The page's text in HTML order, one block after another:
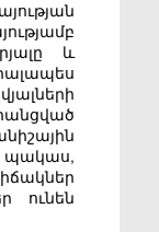
և
պակաս,
ունեն